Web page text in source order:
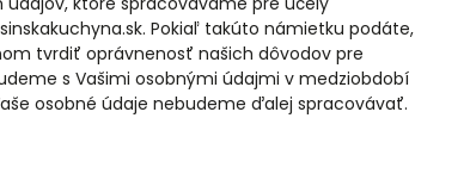
Pokiaľ takúto námietku podáte,
tvrdiť oprávnenosť našich dôvodov pre
s Vašimi osobnými údajmi v medziobdobí
osobné údaje nebudeme ďalej spracovávať.